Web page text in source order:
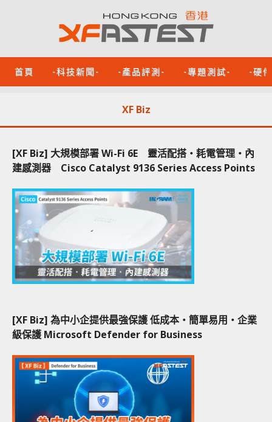
首頁 -科技新聞- -產品評測- -專題測試- -硬
XF Biz
[XF Biz] 大規模部署 Wi-Fi 6E 靈活配搭‧耗電管理‧內
建感測器 Cisco Catalyst 9136 Series Access Points
[XF Biz] 為中小企提供最強保護 低成本‧簡單易用‧企業
級保護 Microsoft Defender for Business